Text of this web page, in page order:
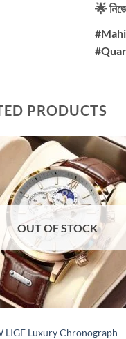
🌟
PRODUCTS
OUT OF STOCK
LIGE Luxury Chronograph